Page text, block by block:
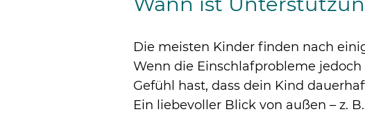
Die meisten Kinder finden nach
Wenn die Einschlafprobleme
Gefühl hast, dass dein Kind
Ein liebevoller Blick von außen – z.